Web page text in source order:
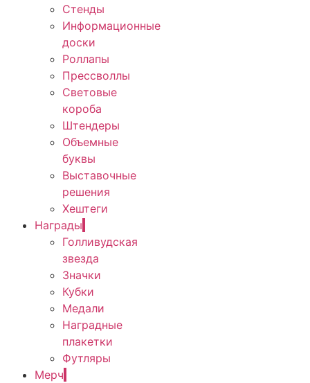
Стенды
Информационные
доски
Роллапы
Прессволлы
Световые
короба
Штендеры
Объемные
буквы
Выставочные
решения
Хештеги
Награды
Голливудская
звезда
Значки
Кубки
Медали
Наградные
плакетки
Футляры
Мерч